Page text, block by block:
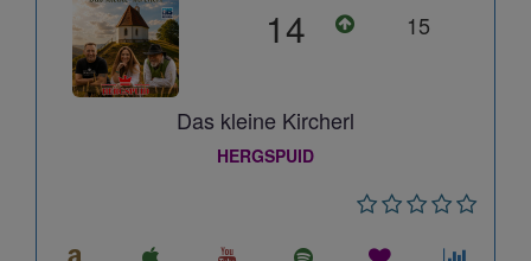
14 15
Das kleine Kircherl
HERGSPUID